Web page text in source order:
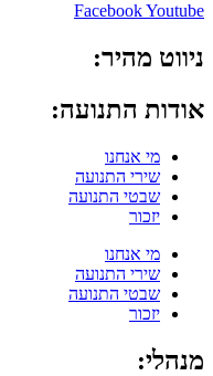
FacebookYoutube
ניווט מהיר:
אודות התנועה:
מי אנחנו
שירי התנועה
שבטי התנועה
יזכור
מי אנחנו
שירי התנועה
שבטי התנועה
יזכור
מנהלי: